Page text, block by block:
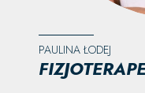
PAULINA ŁODEJ